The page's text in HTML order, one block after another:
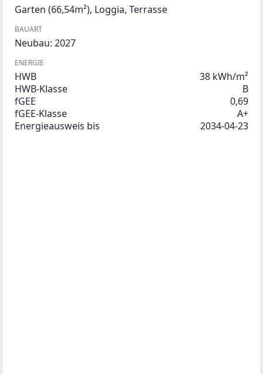
Garten (66,54m²), Loggia, Terrasse
BAUART
Neubau: 2027
ENERGIE
HWB
38 kWh/m²
HWB-Klasse
B
fGEE
0,69
fGEE-Klasse
A+
Energieausweis bis
2034-04-23